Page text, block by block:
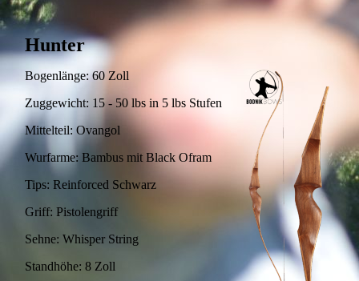
Hunter
Bogenlänge: 60 Zoll
Zuggewicht: 15 - 50 lbs in 5 lbs Stufen
Mittelteil: Ovangol
Wurfarme: Bambus mit Black Ofram
Tips: Reinforced Schwarz
Griff: Pistolengriff
Sehne: Whisper String
Standhöhe: 8 Zoll